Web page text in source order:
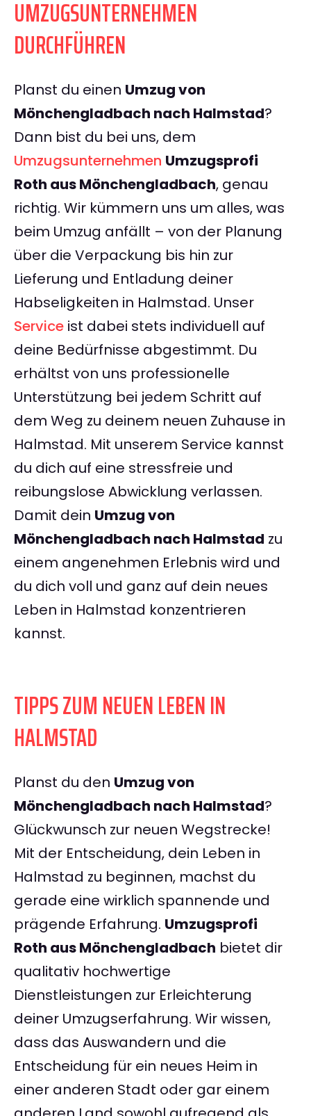
UMZUGSUNTERNEHMEN
DURCHFÜHREN
Planst du einen Umzug von
Mönchengladbach nach Halmstad?
Dann bist du bei uns, dem
Umzugsunternehmen Umzugsprofi
Roth aus Mönchengladbach, genau
richtig. Wir kümmern uns um alles, was
beim Umzug anfällt – von der Planung
über die Verpackung bis hin zur
Lieferung und Entladung deiner
Habseligkeiten in Halmstad. Unser
Service ist dabei stets individuell auf
deine Bedürfnisse abgestimmt. Du
erhältst von uns professionelle
Unterstützung bei jedem Schritt auf
dem Weg zu deinem neuen Zuhause in
Halmstad. Mit unserem Service kannst
du dich auf eine stressfreie und
reibungslose Abwicklung verlassen.
Damit dein Umzug von
Mönchengladbach nach Halmstad zu
einem angenehmen Erlebnis wird und
du dich voll und ganz auf dein neues
Leben in Halmstad konzentrieren
kannst.
TIPPS ZUM NEUEN LEBEN IN
HALMSTAD
Planst du den Umzug von
Mönchengladbach nach Halmstad?
Glückwunsch zur neuen Wegstrecke!
Mit der Entscheidung, dein Leben in
Halmstad zu beginnen, machst du
gerade eine wirklich spannende und
prägende Erfahrung. Umzugsprofi
Roth aus Mönchengladbach bietet dir
qualitativ hochwertige
Dienstleistungen zur Erleichterung
deiner Umzugserfahrung. Wir wissen,
dass das Auswandern und die
Entscheidung für ein neues Heim in
einer anderen Stadt oder gar einem